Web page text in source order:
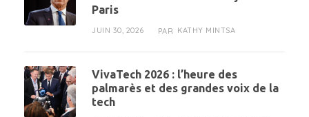
Paris
JUIN 30, 2026 PAR KATHY MINTSA
VivaTech 2026 : l’heure des
palmarès et des grandes voix de la
tech